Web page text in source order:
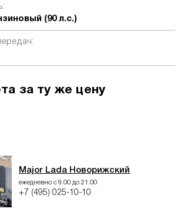
(90 л.с.)
за ту же цену
Major Lada Новорижский
ежедневно с 9.00 до 21.00
+7 (495) 025-10-10